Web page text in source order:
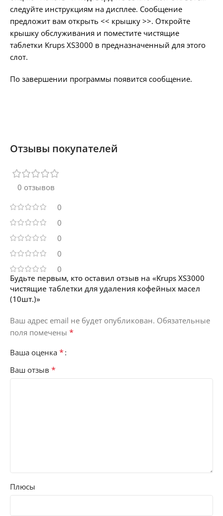
следуйте инструкциям на дисплее. Сообщение
предложит вам открыть << крышку >>. Откройте
крышку обслуживания и поместите чистящие
таблетки Krups XS3000 в предназначенный для этого
слот.
По завершении программы появится сообщение.
Отзывы покупателей
0 отзывов
0
0
0
0
0
Будьте первым, кто оставил отзыв на «Krups XS3000
чистящие таблетки для удаления кофейных масел
(10шт.)»
Ваш адрес email не будет опубликован. Обязательные
поля помечены *
Ваша оценка *
Ваш отзыв *
Плюсы